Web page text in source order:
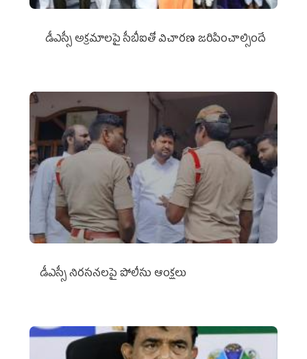
డీఎస్సీ అక్రమాలపై సీబీఐతో విచారణ జరిపించాల్సిందే
డీఎస్సీ నిరసనలపై పోలీసు ఆంక్షలు